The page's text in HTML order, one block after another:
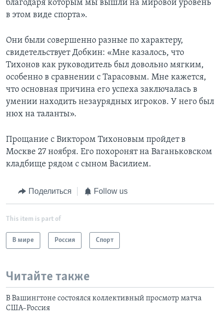
благодаря которым мы вышли на мировой уровень
в этом виде спорта».
Они были совершенно разные по характеру,
свидетельствует Добкин: «Мне казалось, что
Тихонов как руководитель был довольно мягким,
особенно в сравнении с Тарасовым. Мне кажется,
что основная причина его успеха заключалась в
умении находить незаурядных игроков. У него был
нюх на таланты».
Прощание с Виктором Тихоновым пройдет в
Москве 27 ноября. Его похоронят на Ваганьковском
кладбище рядом с сыном Василием.
Поделиться Follow us
This item is part of
В мире Россия Спорт
Читайте также
В Вашингтоне состоялся коллективный просмотр матча
США–Россия